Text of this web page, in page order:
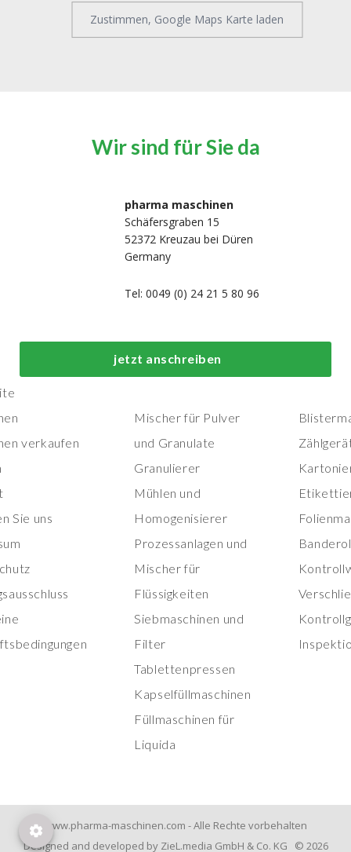
Wir sind für Sie da
pharma maschinen
Schäfersgraben 15
52372 Kreuzau bei Düren
Germany
Tel: 0049 (0) 24 21 5 80 96
jetzt anschreiben
Zustimmen, Google Maps Karte laden
verkaufen
Sie uns
Top-Prozess- und
Herstellungsmaschinen
Mischer für Pulver
und Granulate
Granulierer
Mühlen und
Homogenisierer
Prozessanlagen und
Mischer für
Flüssigkeiten
Siebmaschinen und
Filter
Tablettenpressen
Kapselfüllmaschinen
Füllmaschinen für
Liquida
www.pharma-maschinen.com - Alle Rechte vorbehalten
Designed and developed by ZieL.media GmbH & Co. KG © 2026